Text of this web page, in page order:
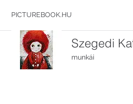
PICTUREBOOK.HU
Szegedi
munkái